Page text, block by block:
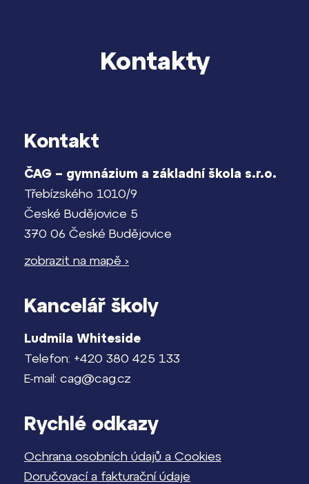
Kontakty
Kontakt
ČAG – gymnázium a základní škola s.r.o.
Třebízského 1010/9
České Budějovice 5
370 06 České Budějovice
zobrazit na mapě ›
Kancelář školy
Ludmila Whiteside
Telefon: +420 380 425 133
E-mail: cag@cag.cz
Rychlé odkazy
Ochrana osobních údajů a Cookies
Doručovací a fakturační údaje